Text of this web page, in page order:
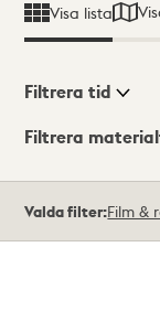
Visa lista
Visningsläge
Filtrera tid
Filtrera
träffar
Valda filter:Film &